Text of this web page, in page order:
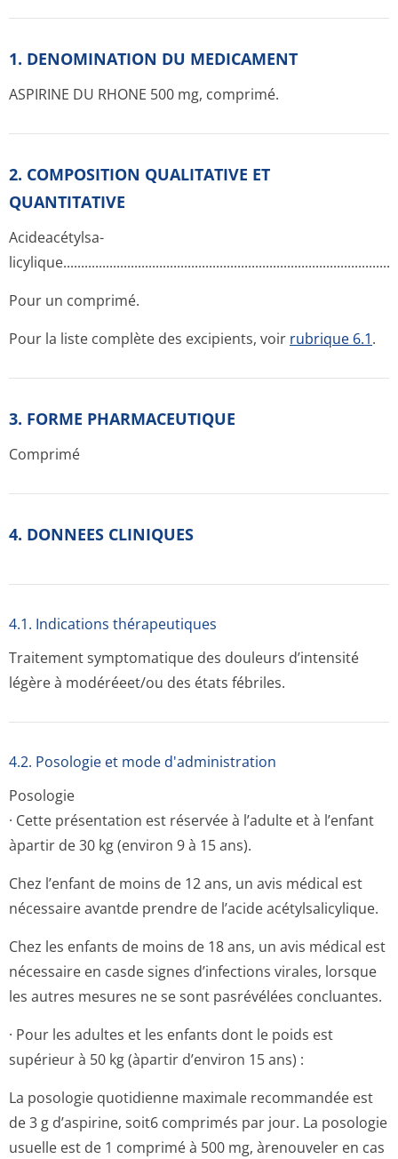
1. DENOMINATION DU MEDICAMENT
ASPIRINE DU RHONE 500 mg, comprimé.
2. COMPOSITION QUALITATIVE ET
QUANTITATIVE
Acideacétylsa­
Pour un comprimé.
Pour la liste complète des excipients, voir rubrique 6.1.
3. FORME PHARMACEUTIQUE
Comprimé
4. DONNEES CLINIQUES
4.1. Indications thérapeutiques
Traitement symptomatique des douleurs d’intensité
légère à modéréeet/ou des états fébriles.
4.2. Posologie et mode d'administration
Posologie
· Cette présentation est réservée à l’adulte et à l’enfant
àpartir de 30 kg (environ 9 à 15 ans).
Chez l’enfant de moins de 12 ans, un avis médical est
nécessaire avantde prendre de l’acide acétylsalicylique.
Chez les enfants de moins de 18 ans, un avis médical est
nécessaire en casde signes d’infections virales, lorsque
les autres mesures ne se sont pasrévélées concluantes.
· Pour les adultes et les enfants dont le poids est
supérieur à 50 kg (àpartir d’environ 15 ans) :
La posologie quotidienne maximale recommandée est
de 3 g d’aspirine, soit6 comprimés par jour. La posologie
usuelle est de 1 comprimé à 500 mg, àrenouveler en cas